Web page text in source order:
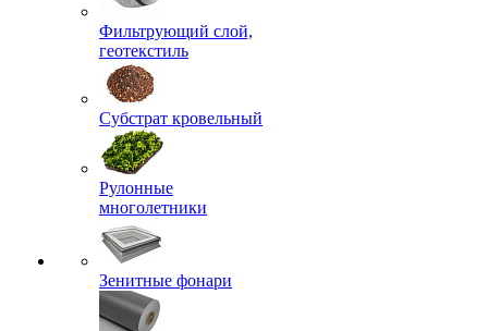
Фильтрующий слой,
геотекстиль
Субстрат кровельный
Рулонные
многолетники
Зенитные фонари